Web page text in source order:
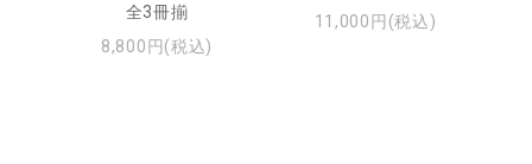
全3冊揃
8,800円(税込)
11,000円(税込)